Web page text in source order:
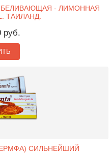
- ЛИМОННАЯ
ТАИЛАНД.
руб.
СИЛЬНЕЙШИЙ